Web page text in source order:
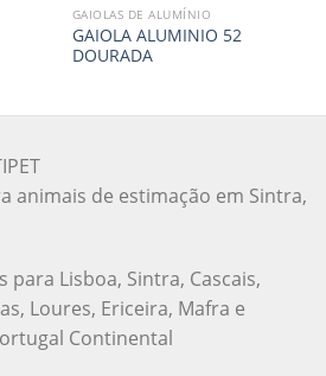
GAIOLAS DE ALUMÍNIO
GAIOLA ALUMINIO 52
DOURADA
animais de estimação em Sintra,
para Lisboa, Sintra, Cascais,
Loures, Ericeira, Mafra e
Continental